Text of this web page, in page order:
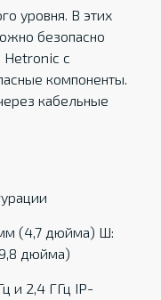
уровня. В этих
безопасно
Hetronic с
компоненты.
кабельные
(4,7 дюйма) Ш:
дюйма)
и 2,4 ГГц IP-